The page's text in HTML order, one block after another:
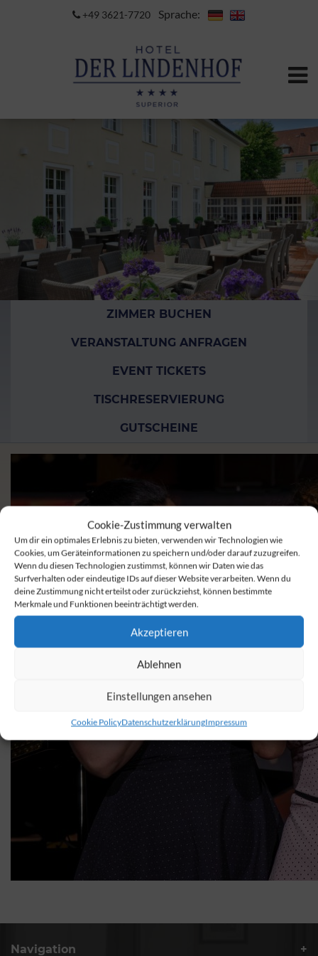
Cookie-Zustimmung verwalten
Um dir ein optimales Erlebnis zu bieten, verwenden wir Technologien wie
Cookies, um Geräteinformationen zu speichern und/oder darauf zuzugreifen.
Wenn du diesen Technologien zustimmst, können wir Daten wie das
Surfverhalten oder eindeutige IDs auf dieser Website verarbeiten. Wenn du
deine Zustimmung nicht erteilst oder zurückziehst, können bestimmte
Merkmale und Funktionen beeinträchtigt werden.
Akzeptieren
Ablehnen
Einstellungen ansehen
Cookie PolicyDatenschutzerklärungImpressum
+49 3621-7720 Sprache:
ZIMMER BUCHEN
VERANSTALTUNG ANFRAGEN
EVENT TICKETS
TISCHRESERVIERUNG
GUTSCHEINE
Navigation